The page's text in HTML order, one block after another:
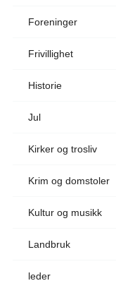
Foreninger
Frivillighet
Historie
Jul
Kirker og trosliv
Krim og domstoler
Kultur og musikk
Landbruk
leder